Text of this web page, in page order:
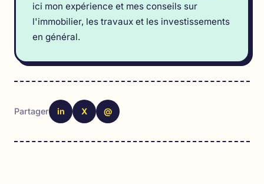
ici mon expérience et mes conseils sur
l'immobilier, les travaux et les investissements
en général.
Partager in X @